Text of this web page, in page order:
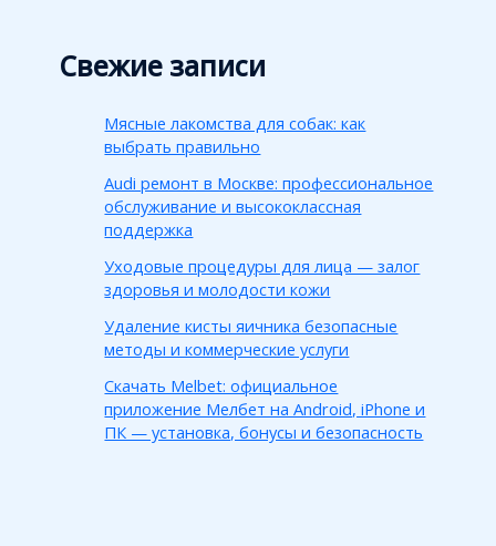
Свежие записи
Мясные лакомства для собак: как
выбрать правильно
Audi ремонт в Москве: профессиональное
обслуживание и высококлассная
поддержка
Уходовые процедуры для лица — залог
здоровья и молодости кожи
Удаление кисты яичника безопасные
методы и коммерческие услуги
Скачать Melbet: официальное
приложение Мелбет на Android, iPhone и
ПК — установка, бонусы и безопасность